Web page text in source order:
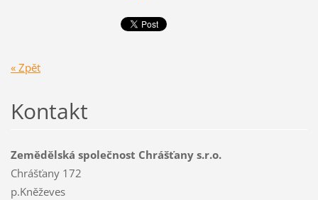
« Zpět
Kontakt
Zemědělská společnost Chrášťany s.r.o.
Chrášťany 172
p.Kněževes